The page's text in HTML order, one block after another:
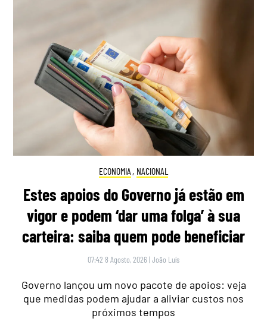
ECONOMIA , NACIONAL
Estes apoios do Governo já estão em
vigor e podem ‘dar uma folga’ à sua
carteira: saiba quem pode beneficiar
07:42 8 Agosto, 2026 |João Luís
Governo lançou um novo pacote de apoios: veja
que medidas podem ajudar a aliviar custos nos
próximos tempos